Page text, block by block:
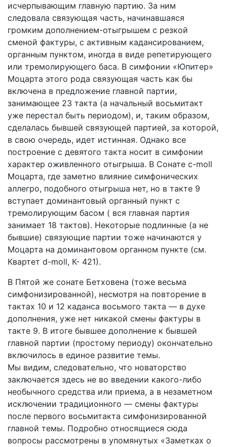
исчерпывающим главную партию. За ним
следовала связующая часть, начинавшаяся
громким дополнением-отыгрышем с резкой
сменой фактуры, с активным кадансированием,
органным пунктом, иногда в виде репетирующего
или тремолирующего баса. В симфонии «Юпитер»
Моцарта этого рода связующая часть как бы
включена в предложение главной партии,
занимающее 23 такта (а начальный восьмитакт
уже перестал быть периодом), и, таким образом,
сделалась бывшей связующей партией, за которой,
в свою очередь, идет истинная. Однако все
построение с девятого такта носит в симфонии
характер оживленного отыгрыша. В Сонате c-moll
Моцарта, где заметно влияние симфонических
аллегро, подобного отыгрыша нет, но в такте 9
вступает доминантовый органный пункт с
тремолирующим басом ( вся главная партия
занимает 18 тактов). Некоторые подлинные (а не
бывшие) связующие партии тоже начинаются у
Моцарта на доминантовом органном пункте (см.
Квартет d-moll, К- 421).
В Пятой же сонате Бетховена (тоже весьма
симфонизированной), несмотря на повторение в
тактах 10 и 12 каданса восьмого такта — в духе
дополнения, уже нет никакой смены фактуры в
такте 9. В итоге бывшее дополнение к бывшей
главной партии (простому периоду) окончательно
включилось в единое развитие темы.
Мы видим, следовательно, что новаторство
заключается здесь не во введении какого-либо
необычного средства или приема, а в незаметном
исключении традиционного — смены фактуры
после первого восьмитакта симфонизированной
главной темы. Подробно относящиеся сюда
вопросы рассмотрены в упомянутых «Заметках о